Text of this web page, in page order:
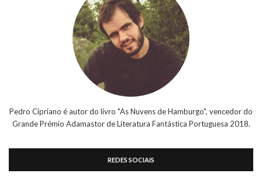
Pedro Cipriano é autor do livro "As Nuvens de Hamburgo", vencedor do
Grande Prémio Adamastor de Literatura Fantástica Portuguesa 2018.
REDES SOCIAIS